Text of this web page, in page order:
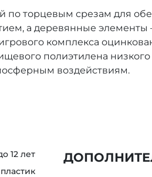
по торцевым срезам для
а деревянные элементы
комплекса
полиэтилена низкого
воздействиям.
12 лет